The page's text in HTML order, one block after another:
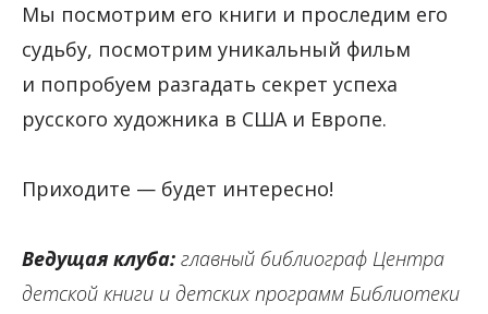
Мы посмотрим его книги и проследим его
судьбу, посмотрим уникальный фильм
и попробуем разгадать секрет успеха
русского художника в США и Европе.
Приходите — будет интересно!
Ведущая клуба: главный библиограф Центра
детской книги и детских программ Библиотеки